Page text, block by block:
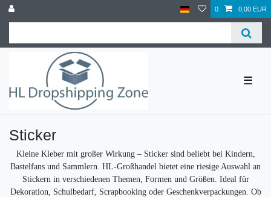
0 0,00 EUR
☰
Sticker
Kleine Kleber mit großer Wirkung – Sticker sind beliebt bei Kindern,
Bastelfans und Sammlern. HL-Großhandel bietet eine riesige Auswahl an
Stickern in verschiedenen Themen, Formen und Größen. Ideal für
Dekoration, Schulbedarf, Scrapbooking oder Geschenkverpackungen. Ob